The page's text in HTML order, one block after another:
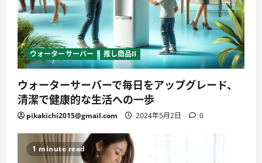
ウォーターサーバー 推し商品II
ウォーターサーバーで毎日をアップグレード、
清潔で健康的な生活への一歩
pikakichi2015@gmail.com 2024年5月2日 0
1 minute read